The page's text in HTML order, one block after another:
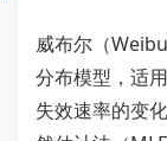
威布尔（
分布模型，适
失效速率的变